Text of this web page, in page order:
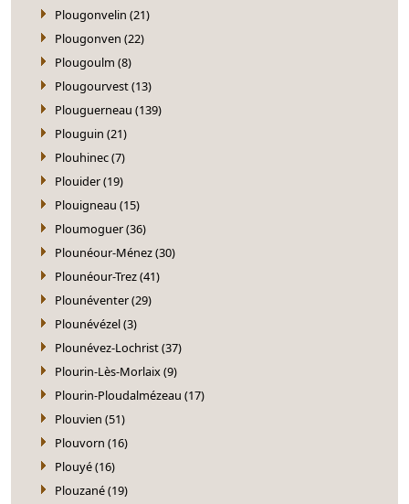
Plougonvelin (21)
Plougonven (22)
Plougoulm (8)
Plougourvest (13)
Plouguerneau (139)
Plouguin (21)
Plouhinec (7)
Plouider (19)
Plouigneau (15)
Ploumoguer (36)
Plounéour-Ménez (30)
Plounéour-Trez (41)
Plounéventer (29)
Plounévézel (3)
Plounévez-Lochrist (37)
Plourin-Lès-Morlaix (9)
Plourin-Ploudalmézeau (17)
Plouvien (51)
Plouvorn (16)
Plouyé (16)
Plouzané (19)